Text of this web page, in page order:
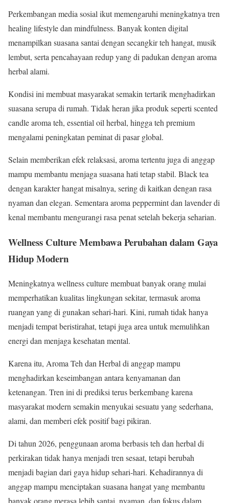
Perkembangan media sosial ikut memengaruhi meningkatnya tren
healing lifestyle dan mindfulness. Banyak konten digital
menampilkan suasana santai dengan secangkir teh hangat, musik
lembut, serta pencahayaan redup yang di padukan dengan aroma
herbal alami.
Kondisi ini membuat masyarakat semakin tertarik menghadirkan
suasana serupa di rumah. Tidak heran jika produk seperti scented
candle aroma teh, essential oil herbal, hingga teh premium
mengalami peningkatan peminat di pasar global.
Selain memberikan efek relaksasi, aroma tertentu juga di anggap
mampu membantu menjaga suasana hati tetap stabil. Black tea
dengan karakter hangat misalnya, sering di kaitkan dengan rasa
nyaman dan elegan. Sementara aroma peppermint dan lavender di
kenal membantu mengurangi rasa penat setelah bekerja seharian.
Wellness Culture Membawa Perubahan dalam Gaya
Hidup Modern
Meningkatnya wellness culture membuat banyak orang mulai
memperhatikan kualitas lingkungan sekitar, termasuk aroma
ruangan yang di gunakan sehari-hari. Kini, rumah tidak hanya
menjadi tempat beristirahat, tetapi juga area untuk memulihkan
energi dan menjaga kesehatan mental.
Karena itu, Aroma Teh dan Herbal di anggap mampu
menghadirkan keseimbangan antara kenyamanan dan
ketenangan. Tren ini di prediksi terus berkembang karena
masyarakat modern semakin menyukai sesuatu yang sederhana,
alami, dan memberi efek positif bagi pikiran.
Di tahun 2026, penggunaan aroma berbasis teh dan herbal di
perkirakan tidak hanya menjadi tren sesaat, tetapi berubah
menjadi bagian dari gaya hidup sehari-hari. Kehadirannya di
anggap mampu menciptakan suasana hangat yang membantu